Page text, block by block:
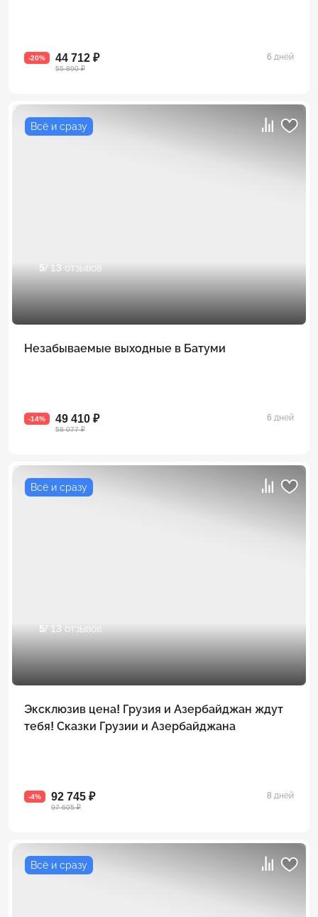
-20% 44 712 ₽
55 890 ₽
6 дней
Всё и сразу
5/ 13 отзывов
Незабываемые выходные в Батуми
-14% 49 410 ₽
58 077 ₽
6 дней
Всё и сразу
5/ 13 отзывов
Эксклюзив цена! Грузия и Азербайджан ждут
тебя! Сказки Грузии и Азербайджана
-4% 92 745 ₽
97 605 ₽
8 дней
Всё и сразу